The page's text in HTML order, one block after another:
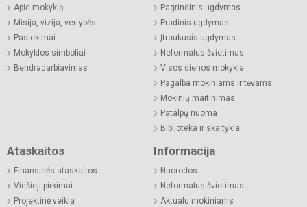
Apie mokyklą
Misija, vizija, vertybės
Pasiekimai
Mokyklos simboliai
Bendradarbiavimas
Pagrindinis ugdymas
Pradinis ugdymas
Įtraukusis ugdymas
Neformalus švietimas
Visos dienos mokykla
Pagalba mokiniams ir tėvams
Mokinių maitinimas
Patalpų nuoma
Biblioteka ir skaitykla
Ataskaitos
Finansinės ataskaitos
Viešieji pirkimai
Projektinė veikla
Informacija
Nuorodos
Neformalus švietimas
Aktualu mokiniams